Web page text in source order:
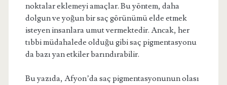
noktalar eklemeyi amaçlar. Bu yöntem, daha
dolgun ve yoğun bir saç görünümü elde etmek
isteyen insanlara umut vermektedir. Ancak, her
tıbbi müdahalede olduğu gibi saç pigmentasyonu
da bazı yan etkiler barındırabilir.
Bu yazıda, Afyon’da saç pigmentasyonunun olası